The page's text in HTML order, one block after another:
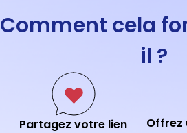
Comment cela
il ?
Partagez votre lien Offrez